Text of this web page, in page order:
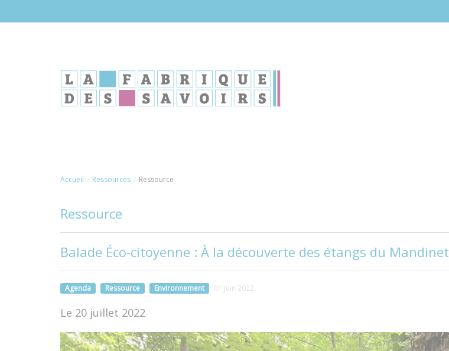
Accueil Ressources Ressource
Ressource
Balade Éco-citoyenne : À la découverte des étangs du Mandinet
Agenda Ressource Environnement 01 juin 2022
Le 20 juillet 2022